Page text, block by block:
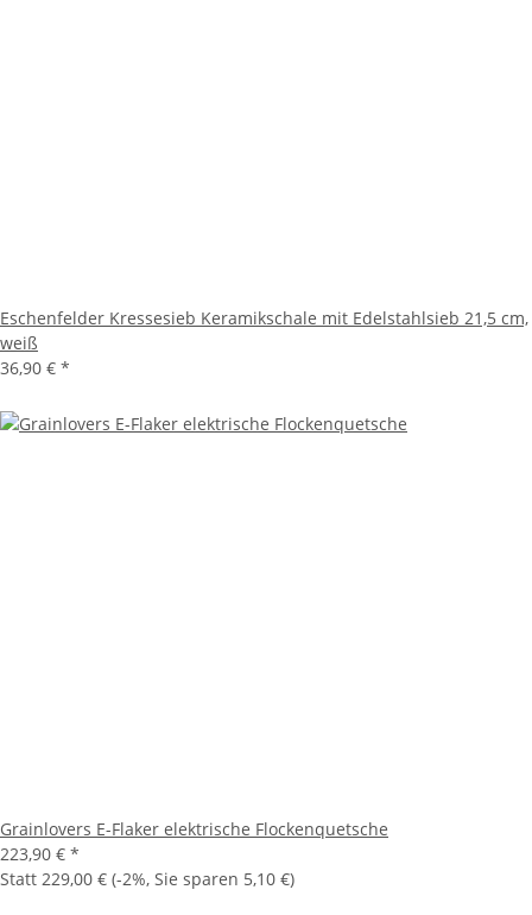
Eschenfelder Kressesieb Keramikschale mit Edelstahlsieb 21,5 cm,
weiß
36,90 € *
Grainlovers E-Flaker elektrische Flockenquetsche
223,90 € *
Statt 229,00 € (-2%, Sie sparen 5,10 €)